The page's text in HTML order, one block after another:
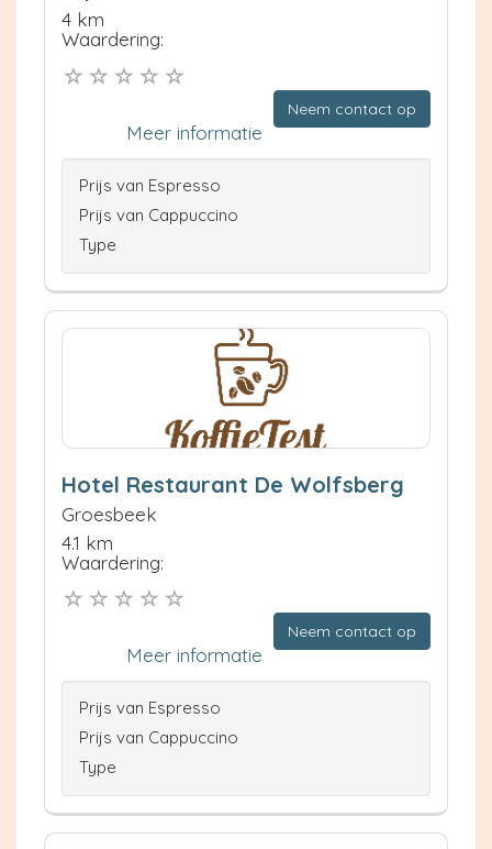
4 km
Waardering:
Neem contact op
Meer informatie
Prijs van Espresso
Prijs van Cappuccino
Type
Hotel Restaurant De Wolfsberg
Groesbeek
4.1 km
Waardering:
Neem contact op
Meer informatie
Prijs van Espresso
Prijs van Cappuccino
Type